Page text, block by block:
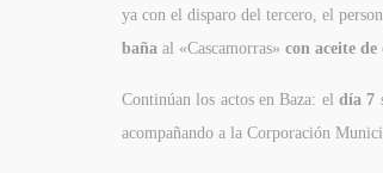
ya con el disparo del tercero, el
baña al «Cascamorras» con aceite
Continúan los actos en Baza: el día 7
acompañando a la Corporación